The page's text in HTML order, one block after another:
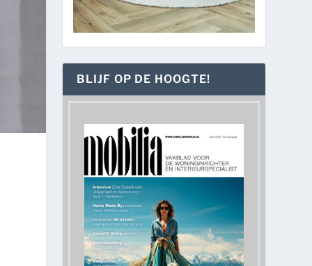
BLIJF OP DE HOOGTE!